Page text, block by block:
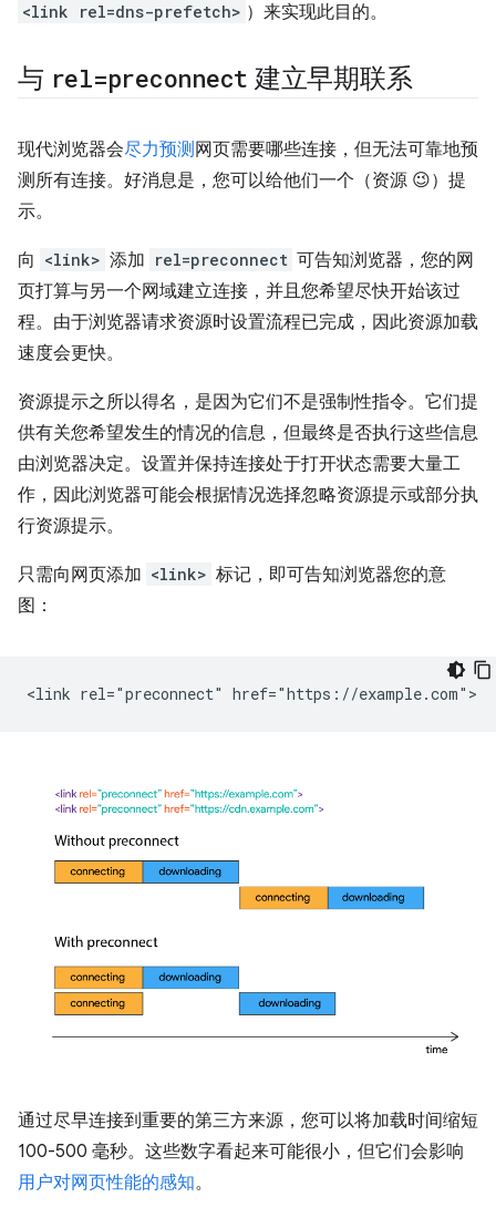
<link rel=dns-prefetch> ）来实现此目的。
与 rel=preconnect 建立早期联系
现代浏览器会尽力预测网页需要哪些连接，但无法可靠地预
测所有连接。好消息是，您可以给他们一个（资源 😉）提
示。
向 <link> 添加 rel=preconnect 可告知浏览器，您的网
页打算与另一个网域建立连接，并且您希望尽快开始该过
程。由于浏览器请求资源时设置流程已完成，因此资源加载
速度会更快。
资源提示之所以得名，是因为它们不是强制性指令。它们提
供有关您希望发生的情况的信息，但最终是否执行这些信息
由浏览器决定。设置并保持连接处于打开状态需要大量工
作，因此浏览器可能会根据情况选择忽略资源提示或部分执
行资源提示。
只需向网页添加 <link> 标记，即可告知浏览器您的意
图：
通过尽早连接到重要的第三方来源，您可以将加载时间缩短
100-500 毫秒。这些数字看起来可能很小，但它们会影响
用户对网页性能的感知。